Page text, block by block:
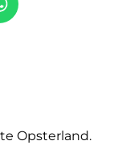
Opsterland.